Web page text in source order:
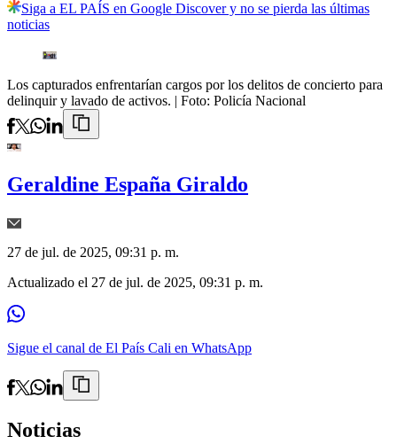
Siga a EL PAÍS en Google Discover y no se pierda las últimas
noticias
Los capturados enfrentarían cargos por los delitos de concierto para
delinquir y lavado de activos. | Foto: Policía Nacional
Geraldine España Giraldo
27 de jul. de 2025, 09:31 p. m.
Actualizado el 27 de jul. de 2025, 09:31 p. m.
Sigue el canal de El País Cali en WhatsApp
Noticias